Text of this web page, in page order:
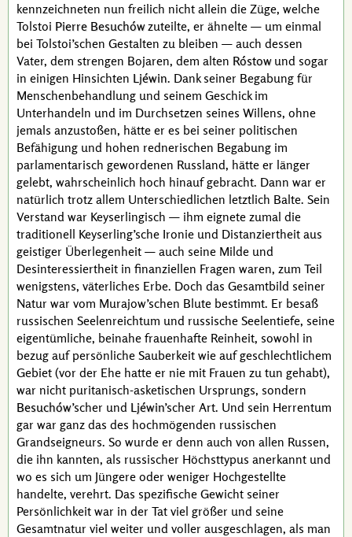
kennzeichneten nun freilich nicht allein die Züge, welche
Tolstoi Pierre Besuchówzuteilte, er ähnelte — um einmal
bei Tolstoi’schen Gestalten zu bleiben — auch dessen
Vater, dem strengen Bojaren, dem alten Róstowund sogar
in einigen Hinsichten Ljéwin. Dank seiner Begabung für
Menschenbehandlung und seinem Geschick im
Unterhandeln und im Durchsetzen seines Willens, ohne
jemals anzustoßen, hätte er es bei seiner politischen
Befähigung und hohen rednerischen Begabung im
parlamentarisch gewordenen Russland, hätte er länger
gelebt, wahrscheinlich hoch hinauf gebracht. Dann war er
natürlich trotz allem Unterschiedlichen letztlich Balte. Sein
Verstand war Keyserlingisch — ihm eignete zumal die
traditionell Keyserling’sche Ironie und Distanziertheit aus
geistiger Überlegenheit — auch seine Milde und
Desinteressiertheit in finanziellen Fragen waren, zum Teil
wenigstens, väterliches Erbe. Doch das Gesamtbild seiner
Natur war vom Murajow’schen Blute bestimmt. Er besaß
russischen Seelenreichtum und russische Seelentiefe, seine
eigentümliche, beinahe frauenhafte Reinheit, sowohl in
bezug auf persönliche Sauberkeit wie auf geschlechtlichem
Gebiet (vor der Ehe hatte er nie mit Frauen zu tun gehabt),
war nicht puritanisch-asketischen Ursprungs, sondern
Besuchów’scher und Ljéwin’scher Art. Und sein Herrentum
gar war ganz das des hochmögenden russischen
Grandseigneurs. So wurde er denn auch von allen Russen,
die ihn kannten, als russischer Höchsttypus anerkannt und
wo es sich um Jüngere oder weniger Hochgestellte
handelte, verehrt. Das spezifische Gewicht seiner
Persönlichkeit war in der Tat viel größer und seine
Gesamtnatur viel weiter und voller ausgeschlagen, als man